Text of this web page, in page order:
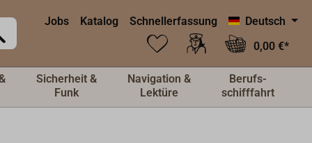
Jobs Katalog Schnellerfassung
Deutsch
0,00 €*
Sicherheit &
Funk
Navigation &
Lektüre
Berufs-
schifffahrt